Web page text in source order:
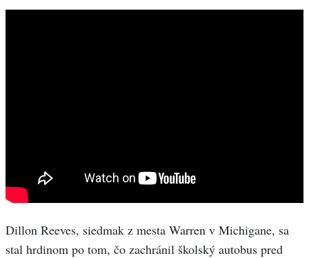
Dillon Reeves, siedmak z mesta Warren v Michigane, sa
stal hrdinom po tom, čo zachránil školský autobus pred